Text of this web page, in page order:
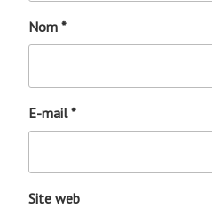
Nom *
E-mail*
Site web